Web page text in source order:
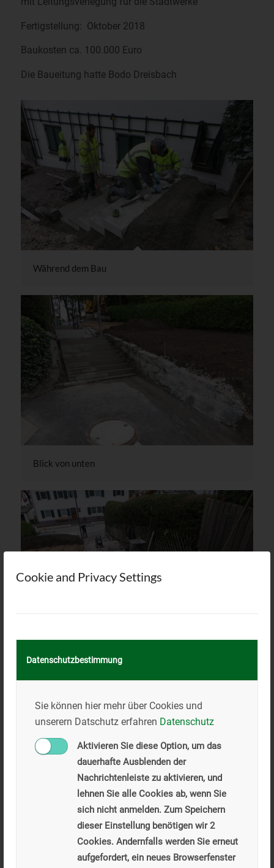
Cookie and Privacy Settings
Datenschutzbestimmung
Sie können hier mehr über Cookies und
unserern Datschutz erfahren Datenschutz
Aktivieren Sie diese Option, um das
dauerhafte Ausblenden der
Nachrichtenleiste zu aktivieren, und
lehnen Sie alle Cookies ab, wenn Sie
sich nicht anmelden. Zum Speichern
dieser Einstellung benötigen wir 2
Cookies. Andernfalls werden Sie erneut
aufgefordert, ein neues Browserfenster
Fertigstellung: Oktober 2018
Baukosten ca. 100.000 Euro
Die Baueitung hatte Bodo Dreisbach
Während dem Bau
Blick von unten
Blick von oben
Blick in Richtung Kalvarienberg